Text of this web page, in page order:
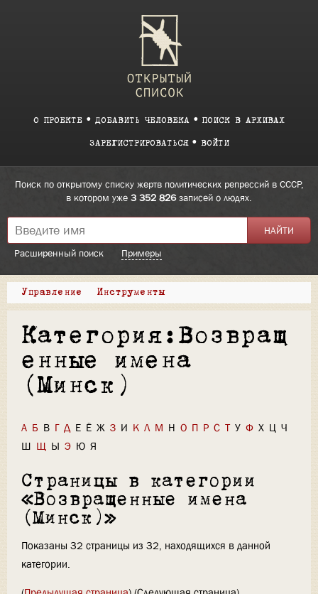
О ПРОЕКТЕ ДОБАВИТЬ ЧЕЛОВЕКА ПОИСК В АРХИВАХ
ЗАРЕГИСТРИРОВАТЬСЯ ВОЙТИ
Поиск по открытому списку жертв политических репрессий в СССР,
в котором уже 3 352 826записей о людях.
Расширенный поиск Примеры
Управление Инструменты
Категория:Возвращ
енные имена
(Минск)
А Б В Г Д Е Ё Ж З И К Л М Н О П Р С Т У Ф Х Ц Ч
Ш Щ Ы Э Ю Я
Страницы в категории
«Возвращенные имена
(Минск)»
Показаны 32 страницы из 32, находящихся в данной
категории.